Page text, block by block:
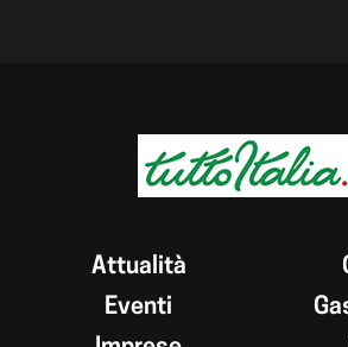
Attualità
Eventi